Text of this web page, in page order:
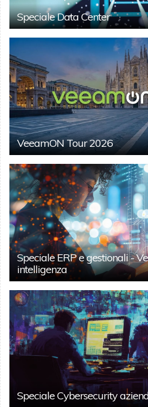
Speciale Data Center
VeeamON Tour 2026
Speciale ERP e gestionali -
intelligenza
Speciale Cybersecurity